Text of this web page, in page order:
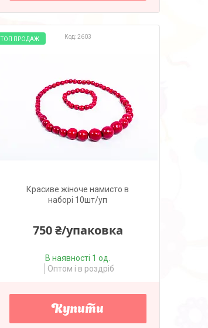
2603
ТОП ПРОДАЖ
Красиве жіноче намисто в
наборі 10шт/уп
750 ₴/упаковка
В наявності 1 од.
Оптом і в роздріб
Купити